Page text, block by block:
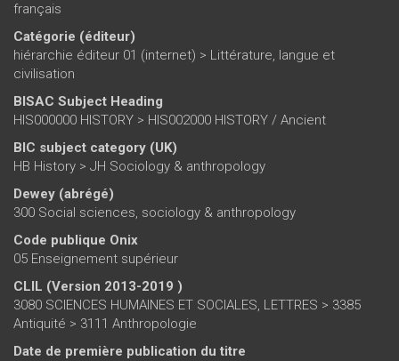
français
Catégorie (éditeur)
hiérarchie éditeur 01 (internet) > Littérature, langue et
civilisation
BISAC Subject Heading
HIS000000 HISTORY > HIS002000 HISTORY / Ancient
BIC subject category (UK)
HB History > JH Sociology & anthropology
Dewey (abrégé)
300 Social sciences, sociology & anthropology
Code publique Onix
05 Enseignement supérieur
CLIL (Version 2013-2019 )
3080 SCIENCES HUMAINES ET SOCIALES, LETTRES > 3385
Antiquité > 3111 Anthropologie
Date de première publication du titre